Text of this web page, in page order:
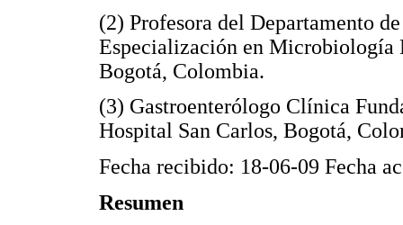
(2) Profesora del Departamento
Especialización en Microbiología
Bogotá, Colombia.
(3) Gastroenterólogo Clínica
Hospital San Carlos, Bogotá,
Fecha recibido: 18-06-09 Fecha
Resumen